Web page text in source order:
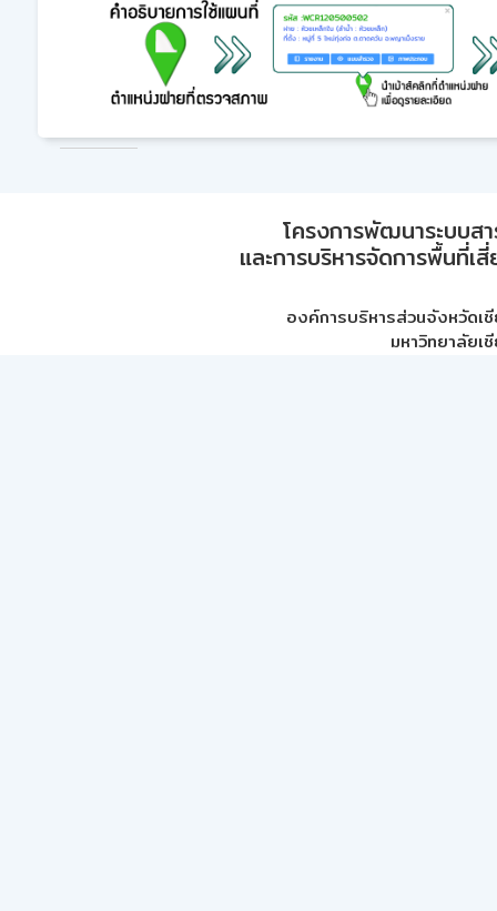
โครงการพัฒนาระบบส
และการบริหารจัดการพื้นที่เ
องค์การบริหารส่วนจังหวัดเ
มหาวิทยาลัยเ